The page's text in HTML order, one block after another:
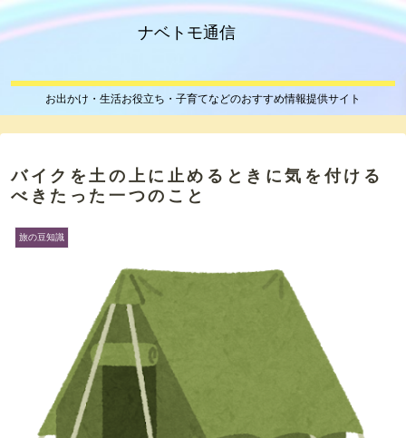
ナベトモ通信
お出かけ・生活お役立ち・子育てなどのおすすめ情報提供サイト
バイクを土の上に止めるときに気を付ける
べきたった一つのこと
旅の豆知識